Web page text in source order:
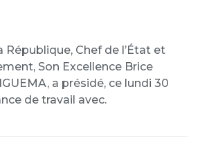
République, Chef de l’État et
Son Excellence Brice
a présidé, ce lundi 30
de travail avec.